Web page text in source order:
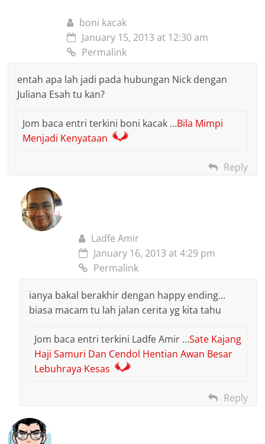
boni kacak
January 15, 2013 at 12:30 am
Permalink
entah apa lah jadi pada hubungan Nick dengan
Juliana Esah tu kan?
Jom baca entri terkini boni kacak …Bila Mimpi
Menjadi Kenyataan
Reply
Ladfe Amir
January 16, 2013 at 4:29 pm
Permalink
ianya bakal berakhir dengan happy ending…
biasa macam tu lah jalan cerita yg kita tahu
Jom baca entri terkini Ladfe Amir …Sate Kajang
Haji Samuri Dan Cendol Hentian Awan Besar
Lebuhraya Kesas
Reply